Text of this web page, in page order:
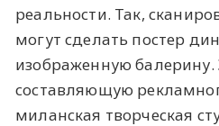
реальности. Так,
могут сделать постер
изображенную
составляющую
миланская творческая